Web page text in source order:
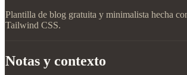
Plantilla de blog gratuita y minimalista hecha
Tailwind CSS.
Notas y contexto